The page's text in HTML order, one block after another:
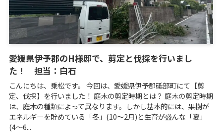
愛媛県伊予郡のH様邸で、剪定と伐採を行いまし
た！ 担当：白石
こんにちは、乗松です。 今回は、愛媛県伊予郡砥部町にて【剪
定、伐採】を行いました！ 庭木の剪定時期とは？ 庭木の剪定時期
は、庭木の種類によって異なります。しかし基本的には、果樹が
エネルギーを貯めている「冬」(10～2月)と生育が盛んな「夏」
(4～6...